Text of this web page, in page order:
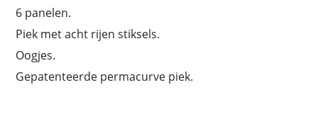
6 panelen.
Piek met acht rijen stiksels.
Oogjes.
Gepatenteerde permacurve piek.